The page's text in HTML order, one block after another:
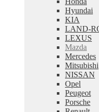
Hyundai
KIA
LAND-
LEXUS
Mazda
Mercedes
Mitsubishi
NISSAN
Opel
Peugeot
Porsche